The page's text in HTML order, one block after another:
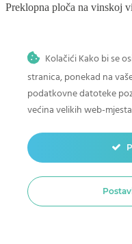
Preklopna ploča na vinskoj
Kako napraviti svoju
Kako odabrati pravi vinski
Vinske vitrine i problemi
Kolačići Kako bi se
stranica, ponekad na
podatkovne datoteke
većina velikih web-